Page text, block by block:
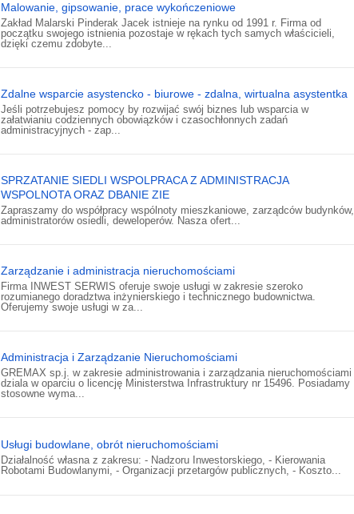
Malowanie, gipsowanie, prace wykończeniowe
Zakład Malarski Pinderak Jacek istnieje na rynku od 1991 r. Firma od
początku swojego istnienia pozostaje w rękach tych samych właścicieli,
dzięki czemu zdobyte...
Zdalne wsparcie asystencko - biurowe - zdalna, wirtualna asystentka
Jeśli potrzebujesz pomocy by rozwijać swój biznes lub wsparcia w
załatwianiu codziennych obowiązków i czasochłonnych zadań
administracyjnych - zap...
SPRZATANIE SIEDLI WSPOLPRACA Z ADMINISTRACJA
WSPOLNOTA ORAZ DBANIE ZIE
Zapraszamy do współpracy wspólnoty mieszkaniowe, zarządców budynków,
administratorów osiedli, deweloperów. Nasza ofert...
Zarządzanie i administracja nieruchomościami
Firma INWEST SERWIS oferuje swoje usługi w zakresie szeroko
rozumianego doradztwa inżynierskiego i technicznego budownictwa.
Oferujemy swoje usługi w za...
Administracja i Zarządzanie Nieruchomościami
GREMAX sp.j. w zakresie administrowania i zarządzania nieruchomościami
dziala w oparciu o licencję Ministerstwa Infrastruktury nr 15496. Posiadamy
stosowne wyma...
Usługi budowlane, obrót nieruchomościami
Działalność własna z zakresu: - Nadzoru Inwestorskiego, - Kierowania
Robotami Budowlanymi, - Organizacji przetargów publicznych, - Koszto...